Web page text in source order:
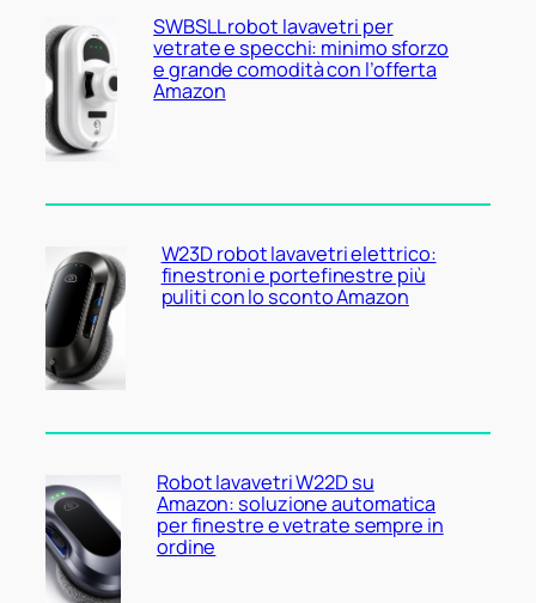
SWBSLL robot lavavetri per
vetrate e specchi: minimo sforzo
e grande comodità con l’offerta
Amazon
W23D robot lavavetri elettrico:
finestroni e portefinestre più
puliti con lo sconto Amazon
Robot lavavetri W22D su
Amazon: soluzione automatica
per finestre e vetrate sempre in
ordine